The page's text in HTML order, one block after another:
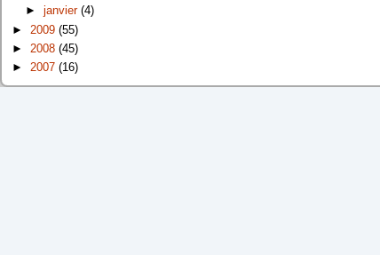
►janvier(4)
► 2009 (55)
► 2008 (45)
► 2007 (16)